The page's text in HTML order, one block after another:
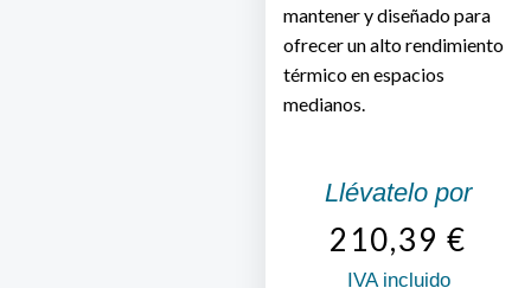
mantener y diseñado para
ofrecer un alto rendimiento
térmico en espacios
medianos.
Llévatelo por
210,39 €
IVA incluido